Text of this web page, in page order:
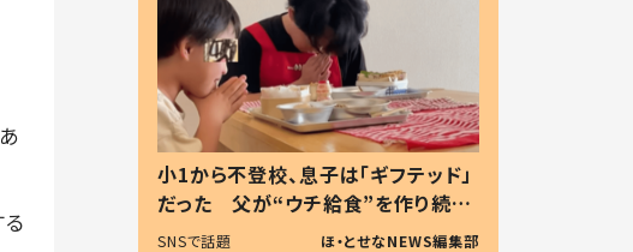
小1から不登校、息子は「ギフテッド」
だった 父が“ウチ給食”を作り続け
る理由とは #令和の親 #令和の子
SNSで話題 ほ・とせなNEWS編集部